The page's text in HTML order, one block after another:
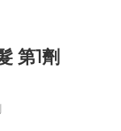
第1劑